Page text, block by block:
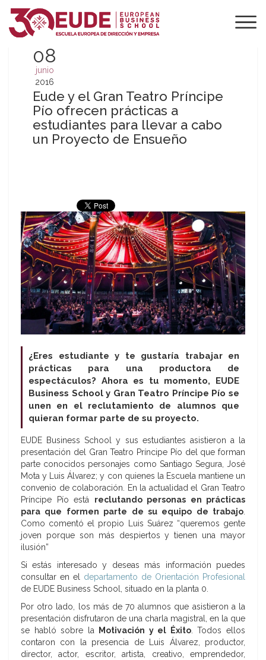
08
junio
2016
Eude y el Gran Teatro Príncipe
Pío ofrecen prácticas a
estudiantes para llevar a cabo
un Proyecto de Ensueño
¿Eres estudiante y te gustaría trabajar en
prácticas para una productora de
espectáculos? Ahora es tu momento, EUDE
Business School y Gran Teatro Príncipe Pío se
unen en el reclutamiento de alumnos que
quieran formar parte de su proyecto.
EUDE Business School y sus estudiantes asistieron a la
presentación del Gran Teatro Príncipe Pío del que forman
parte conocidos personajes como Santiago Segura, José
Mota y Luis Álvarez; y con quienes la Escuela mantiene un
convenio de colaboración. En la actualidad el Gran Teatro
Príncipe Pío está reclutando personas en prácticas
para que formen parte de su equipo de trabajo.
Como comentó el propio Luis Suárez “queremos gente
joven porque son más despiertos y tienen una mayor
ilusión”
Si estás interesado y deseas más información puedes
consultar en el departamento de Orientación Profesional
de EUDE Business School, situado en la planta 0.
Por otro lado, los más de 70 alumnos que asistieron a la
presentación disfrutaron de una charla magistral, en la que
se habló sobre la
Motivación y el Éxito. Todos ellos
contaron con la presencia de Luis Álvarez, productor,
director, actor, escritor, artista, creativo, emprendedor,